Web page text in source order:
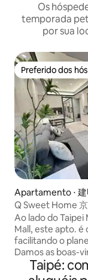
Os
temporada
por sua
Preferido dos
Preferido dos
Apartamento ⋅ 建
Q Sweet Home
de 30 dias
Ao lado do Taipei
Mall, este apto.
facilitando o
Damos as boas-
hóspedes que
acomodar até 4 pessoas
Taipé: